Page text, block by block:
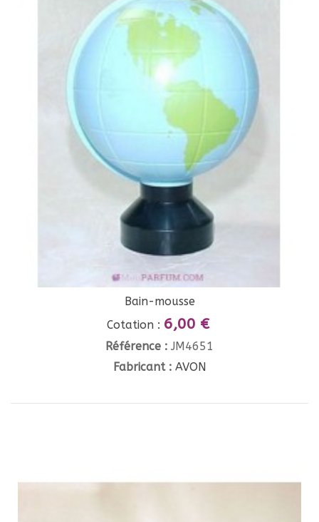
Bain-mousse
Cotation : 6,00 €
Référence : JM4651
Fabricant : AVON